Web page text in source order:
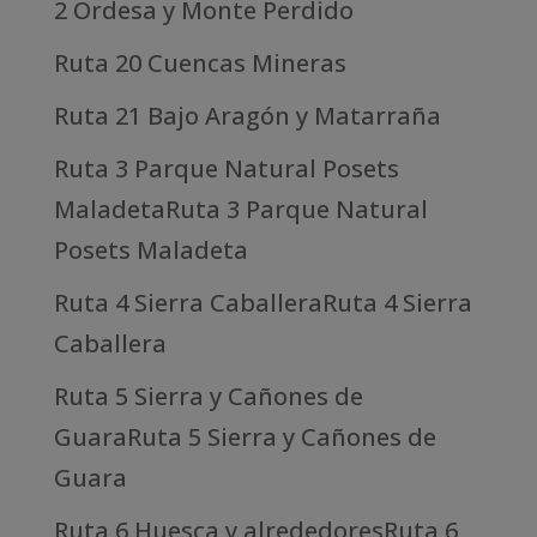
2 Ordesa y Monte Perdido
Ruta 20 Cuencas Mineras
Ruta 21 Bajo Aragón y Matarraña
Ruta 3 Parque Natural Posets
MaladetaRuta 3 Parque Natural
Posets Maladeta
Ruta 4 Sierra CaballeraRuta 4 Sierra
Caballera
Ruta 5 Sierra y Cañones de
GuaraRuta 5 Sierra y Cañones de
Guara
Ruta 6 Huesca y alrededoresRuta 6